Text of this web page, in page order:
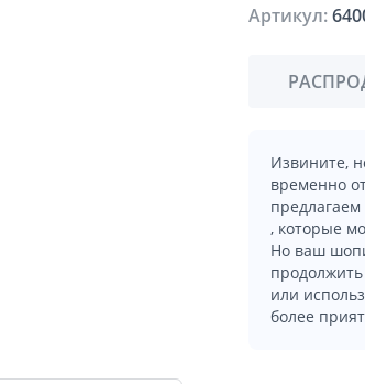
Артикул:
Извините,
временно
, которые
Но ваш
или
более